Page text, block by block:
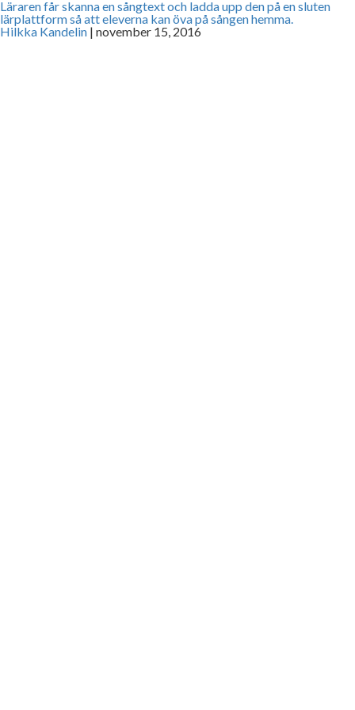
Läraren får skanna en sångtext och ladda upp den på en sluten
lärplattform så att eleverna kan öva på sången hemma.
Hilkka Kandelin | november 15, 2016